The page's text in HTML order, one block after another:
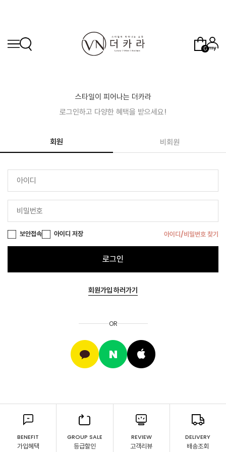
0
스타일이 피어나는 더카라
로그인하고 다양한 혜택을 받으세요!
회원 비회원
보안접속 아이디 저장 아이디/비밀번호 찾기
로그인
회원가입 하러가기
OR
BENEFIT
가입혜택
GROUP SALE
등급할인
REVIEW
고객리뷰
DELIVERY
배송조회